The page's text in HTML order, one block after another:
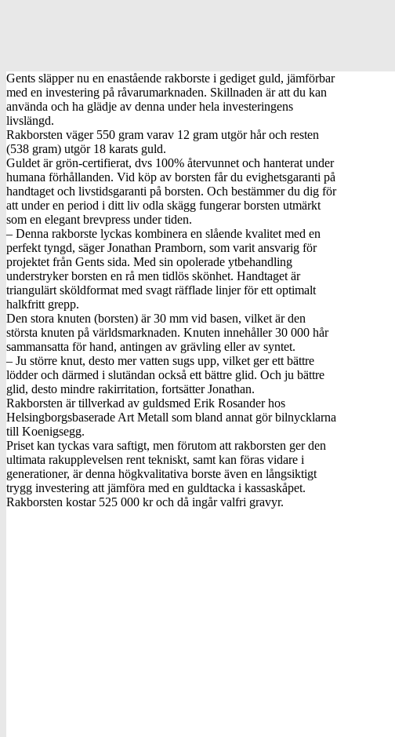
Gents släpper nu en enastående rakborste i gediget guld, jämförbar
med en investering på råvarumarknaden. Skillnaden är att du kan
använda och ha glädje av denna under hela investeringens
livslängd.
Rakborsten väger 550 gram varav 12 gram utgör hår och resten
(538 gram) utgör 18 karats guld.
Guldet är grön-certifierat, dvs 100% återvunnet och hanterat under
humana förhållanden. Vid köp av borsten får du evighetsgaranti på
handtaget och livstidsgaranti på borsten. Och bestämmer du dig för
att under en period i ditt liv odla skägg fungerar borsten utmärkt
som en elegant brevpress under tiden.
– Denna rakborste lyckas kombinera en slående kvalitet med en
perfekt tyngd, säger Jonathan Pramborn, som varit ansvarig för
projektet från Gents sida. Med sin opolerade ytbehandling
understryker borsten en rå men tidlös skönhet. Handtaget är
triangulärt sköldformat med svagt räfflade linjer för ett optimalt
halkfritt grepp.
Den stora knuten (borsten) är 30 mm vid basen, vilket är den
största knuten på världsmarknaden. Knuten innehåller 30 000 hår
sammansatta för hand, antingen av grävling eller av syntet.
– Ju större knut, desto mer vatten sugs upp, vilket ger ett bättre
lödder och därmed i slutändan också ett bättre glid. Och ju bättre
glid, desto mindre rakirritation, fortsätter Jonathan.
Rakborsten är tillverkad av guldsmed Erik Rosander hos
Helsingborgsbaserade Art Metall som bland annat gör bilnycklarna
till Koenigsegg.
Priset kan tyckas vara saftigt, men förutom att rakborsten ger den
ultimata rakupplevelsen rent tekniskt, samt kan föras vidare i
generationer, är denna högkvalitativa borste även en långsiktigt
trygg investering att jämföra med en guldtacka i kassaskåpet.
Rakborsten kostar 525 000 kr och då ingår valfri gravyr.